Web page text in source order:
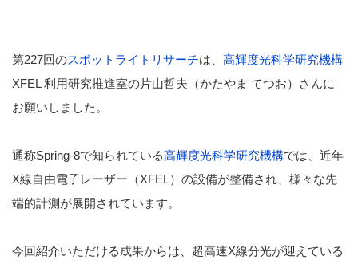
第227回のスポットライトリサーチは、 高輝度光科学研究機構
XFEL 利用研究推進室の片山哲夫（かたやま てつお）さんに
お願いしました。
通称Spring-8で知られている高輝度光科学研究機構では、近年
X線自由電子レーザー（XFEL）の設備が整備され、様々な先
端的計測が展開されています。
今回紹介いただける成果からは、超高速X線分光が迎えている